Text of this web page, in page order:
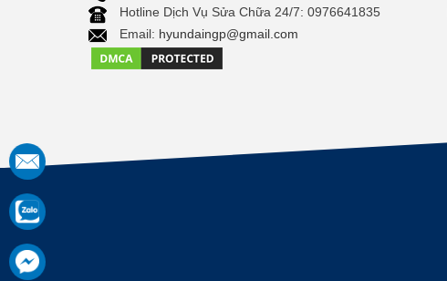
Hotline Dịch Vụ Sửa Chữa 24/7: 0976641835
Email: hyundaingp@gmail.com